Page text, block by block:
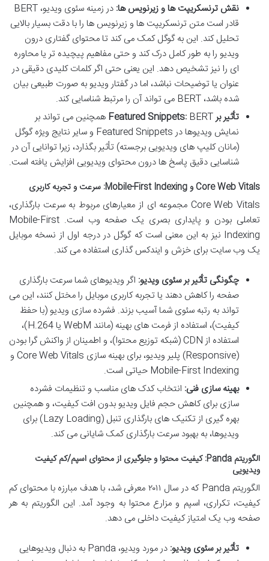
نقش ترنسکریپت ها و زیرنویس ها:
در زمینه سئوی ویدیو، BERT
قادر است متن ترنسکریپت ها و زیرنویس ها را با دقت بسیار بالایی
تحلیل کند. این به گوگل کمک می کند تا محتوای گفتاری درون
ویدیو را به طور کامل درک کند و حتی مفاهیم پیچیده تر یا محاوره
ای را نیز تشخیص دهد. این یعنی حتی اگر کلمات کلیدی دقیقی در
عنوان یا توضیحات نباشد، اما در گفتار ویدیو به صورت طبیعی بیان
شده باشد، BERT می تواند آن را مرتبط شناسایی کند.
تأثیر بر Featured Snippets:
BERT همچنین می تواند بر
نمایش ویدیوها در Featured Snippets و سایر نتایج ویژه گوگل
(مانان کلیپ های ویدیویی برجسته) تأثیر بگذارد، زیرا توانایی آن در
شناسایی دقیق پاسخ ها درون محتوای ویدیویی افزایش یافته است.
Core Web Vitals و Mobile-First Indexing: سرعت و تجربه کاربری
Core Web Vitals مجموعه ای از معیارهای مربوط به سرعت بارگذاری،
تعاملی بودن و پایداری بصری یک صفحه وب است. Mobile-First
Indexing نیز به این معنی است که گوگل در درجه اول از نسخه موبایل
یک وب سایت برای خزش و ایندکس گذاری استفاده می کند.
چگونگی تأثیر بر سئوی ویدیو: اگر ویدیوهای شما سرعت بارگذاری
صفحه را کاهش دهند یا تجربه کاربری موبایل را مختل کنند، این می
تواند به رتبه سئوی شما آسیب بزند. فشرده سازی ویدیو (با حفظ
کیفیت)، استفاده از فرمت های بهینه (مانند WebM یا H.264)،
استفاده از CDN (شبکه توزیع محتوا)، و اطمینان از واکنش گرا بودن
(Responsive) پلیر ویدیو، برای بهینه سازی Core Web Vitals و
Mobile-First Indexing حیاتی است.
بهینه سازی فنی: انتخاب کدک های مناسب و تنظیمات فشرده
سازی برای کاهش حجم فایل ویدیو بدون افت کیفیت، و همچنین
بهره گیری از تکنیک های بارگذاری تنبل (Lazy Loading) برای
ویدیوها، به بهبود سرعت بارگذاری کمک شایانی می کند.
الگوریتم Panda: کیفیت محتوا و جلوگیری از محتوای اسپم/کم کیفیت
ویدیویی
الگوریتم Panda که در سال ۲۰۱۱ معرفی شد، با هدف مبارزه با محتوای کم
کیفیت، تکراری، اسپم و مزارع محتوا به وجود آمد. این الگوریتم به هر
صفحه وب یک امتیاز کیفیت داخلی می دهد.
تأثیر بر سئوی ویدیو:
در مورد ویدیو، Panda به دنبال ویدیوهایی